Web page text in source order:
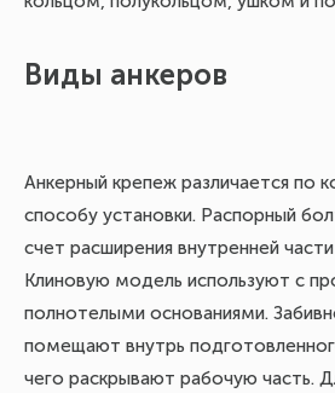
Виды анкеров
Анкерный крепеж различается по
способу установки. Распорный
счет расширения внутренней
Клиновую модель используют с
полнотелыми основаниями.
помещают внутрь
чего раскрывают рабочую часть.